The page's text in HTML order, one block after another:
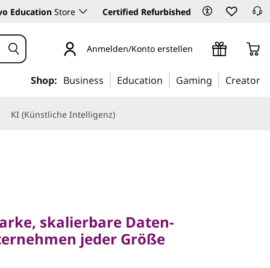
Education Store Certified Refurbished
Anmelden/Konto erstellen
Shop: Business Education Gaming Creator
KI (Künstliche Intelligenz)
skalierbare Daten-
jeder Größe